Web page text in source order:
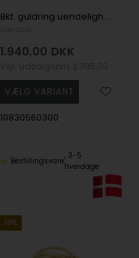
8kt. guldring uendelighed, fra Siersbøl
1.940,00 DKK
10830560300
Bestillingsvare
3-5
hverdage
19%